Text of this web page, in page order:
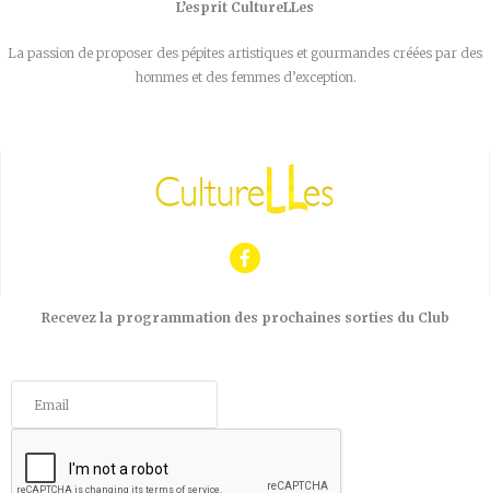
L’esprit CultureLLes
La passion de proposer des pépites artistiques et gourmandes créées par des
hommes et des femmes d’exception.
Recevez la programmation des prochaines sorties du Club